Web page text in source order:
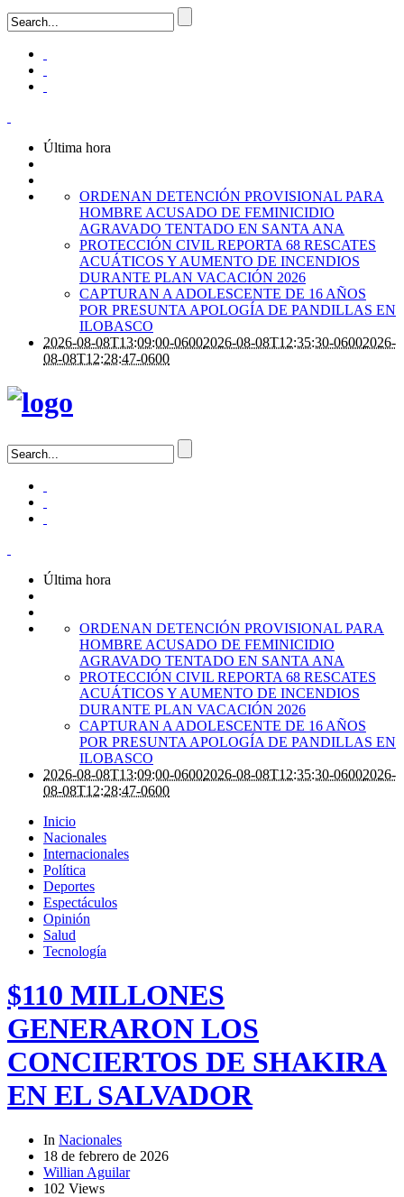
Última hora
ORDENAN DETENCIÓN PROVISIONAL PARA
HOMBRE ACUSADO DE FEMINICIDIO
AGRAVADO TENTADO EN SANTA ANA
PROTECCIÓN CIVIL REPORTA 68 RESCATES
ACUÁTICOS Y AUMENTO DE INCENDIOS
DURANTE PLAN VACACIÓN 2026
CAPTURAN A ADOLESCENTE DE 16 AÑOS
POR PRESUNTA APOLOGÍA DE PANDILLAS EN
ILOBASCO
2026-08-08T13:09:00-06002026-08-08T12:35:30-06002026-
08-08T12:28:47-0600
Última hora
ORDENAN DETENCIÓN PROVISIONAL PARA
HOMBRE ACUSADO DE FEMINICIDIO
AGRAVADO TENTADO EN SANTA ANA
PROTECCIÓN CIVIL REPORTA 68 RESCATES
ACUÁTICOS Y AUMENTO DE INCENDIOS
DURANTE PLAN VACACIÓN 2026
CAPTURAN A ADOLESCENTE DE 16 AÑOS
POR PRESUNTA APOLOGÍA DE PANDILLAS EN
ILOBASCO
2026-08-08T13:09:00-06002026-08-08T12:35:30-06002026-
08-08T12:28:47-0600
Inicio
Nacionales
Internacionales
Política
Deportes
Espectáculos
Opinión
Salud
Tecnología
$110 MILLONES
GENERARON LOS
CONCIERTOS DE SHAKIRA
EN EL SALVADOR
In Nacionales
18 de febrero de 2026
Willian Aguilar
102 Views